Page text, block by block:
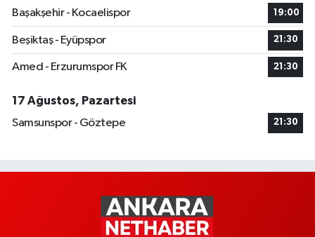
Başakşehir - Kocaelispor
19:00
Beşiktaş - Eyüpspor 21:30
Amed - Erzurumspor FK 21:30
17 Ağustos, Pazartesi
Samsunspor - Göztepe
21:30